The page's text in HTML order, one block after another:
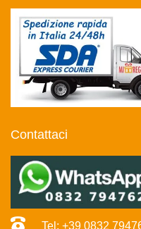
Contattaci
Tel: +39 0832